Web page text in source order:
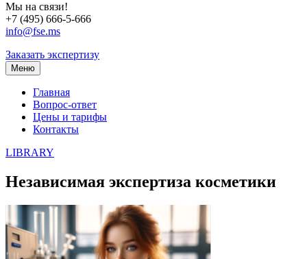
Мы на связи!
+7 (495) 666-5-666
info@fse.ms
Заказать экспертизу
Меню
Главная
Вопрос-ответ
Цены и тарифы
Контакты
LIBRARY
Независимая экспертиза косметики